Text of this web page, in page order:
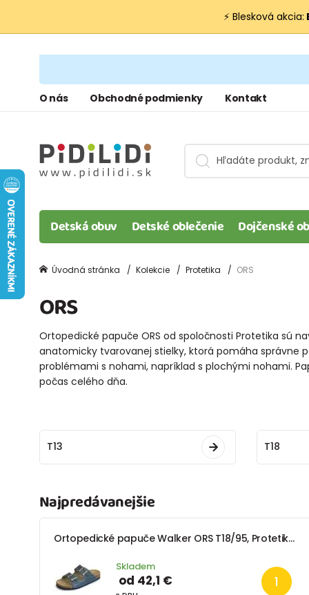
⚡ Blesková akcia:
O nás Obchodné podmienky Kontakt
Detská obuv Detské oblečenie Dojčenské
Úvodná stránka Kolekcie Protetika ORS
ORS
Ortopedické papuče ORS od spoločnosti Protetika sú
anatomicky tvarovanej stielky, ktorá pomáha správne
problémami s nohami, napríklad s plochými nohami.
počas celého dňa.
T13 T18
Najpredávanejšie
Ortopedické papuče Walker ORS T18/95, Protetika, tmavomodrá
Skladem
od 42,1 €